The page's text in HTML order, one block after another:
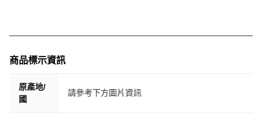
商品標示資訊
原產地/
國
請參考下方圖片資訊